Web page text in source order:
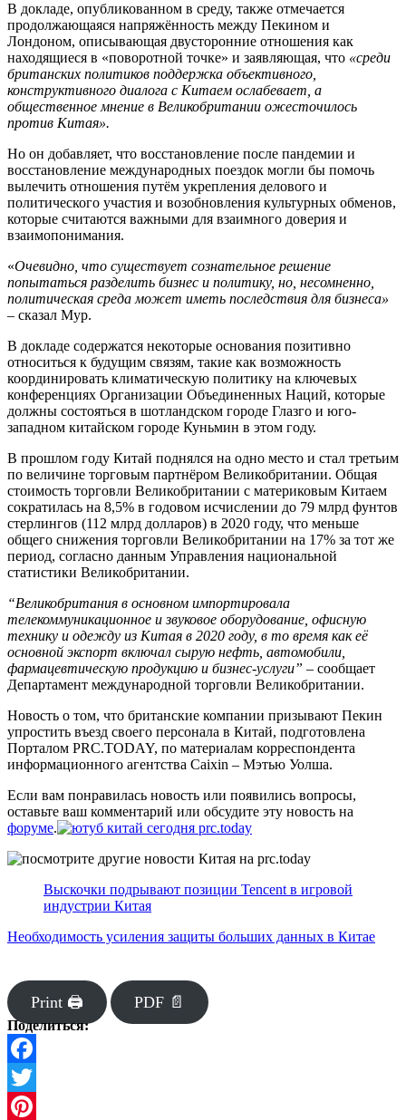
В докладе, опубликованном в среду, также отмечается
продолжающаяся напряжённость между Пекином и
Лондоном, описывающая двусторонние отношения как
находящиеся в «поворотной точке» и заявляющая, что «среди
британских политиков поддержка объективного,
конструктивного диалога с Китаем ослабевает, а
общественное мнение в Великобритании ожесточилось
против Китая».
Но он добавляет, что восстановление после пандемии и
восстановление международных поездок могли бы помочь
вылечить отношения путём укрепления делового и
политического участия и возобновления культурных обменов,
которые считаются важными для взаимного доверия и
взаимопонимания.
«Очевидно, что существует сознательное решение
попытаться разделить бизнес и политику, но, несомненно,
политическая среда может иметь последствия для бизнеса»
– сказал Мур.
В докладе содержатся некоторые основания позитивно
относиться к будущим связям, такие как возможность
координировать климатическую политику на ключевых
конференциях Организации Объединенных Наций, которые
должны состояться в шотландском городе Глазго и юго-
западном китайском городе Куньмин в этом году.
В прошлом году Китай поднялся на одно место и стал третьим
по величине торговым партнёром Великобритании. Общая
стоимость торговли Великобритании с материковым Китаем
сократилась на 8,5% в годовом исчислении до 79 млрд фунтов
стерлингов (112 млрд долларов) в 2020 году, что меньше
общего снижения торговли Великобритании на 17% за тот же
период, согласно данным Управления национальной
статистики Великобритании.
“Великобритания в основном импортировала
телекоммуникационное и звуковое оборудование, офисную
технику и одежду из Китая в 2020 году, в то время как её
основной экспорт включал сырую нефть, автомобили,
фармацевтическую продукцию и бизнес-услуги” – сообщает
Департамент международной торговли Великобритании.
Новость о том, что британские компании призывают Пекин
упростить въезд своего персонала в Китай, подготовлена
Порталом PRC.TODAY, по материалам корреспондента
информационного агентства Caixin – Мэтью Уолша.
Если вам понравилась новость или появились вопросы,
оставьте ваш комментарий или обсудите эту новость на
форуме.
Выскочки подрывают позиции Tencent в игровой
индустрии Китая
Необходимость усиления защиты больших данных в Китае
Print 🖨 PDF 📄
Поделиться:
Facebook
Twitter